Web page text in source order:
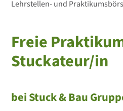
Lehrstellen- und
Freie
Stuckateur/in
bei Stuck & Bau